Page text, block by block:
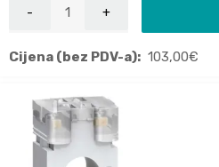
Cijena (bez PDV-a): 103,00€